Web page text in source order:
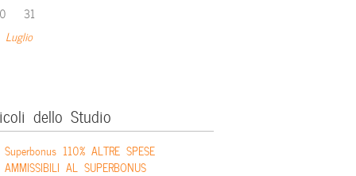
Luglio
31
dello Studio
Superbonus 110% ALTRE SPESE
AMMISSIBILI AL SUPERBONUS